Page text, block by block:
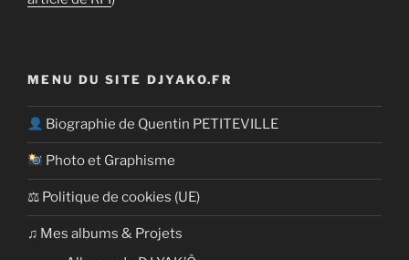
MENU DU SITE DJYAKO.FR
Biographie de Quentin PETITEVILLE
Photo et Graphisme
⚖ Politique de cookies (UE)
​​♫ Mes albums & Projets